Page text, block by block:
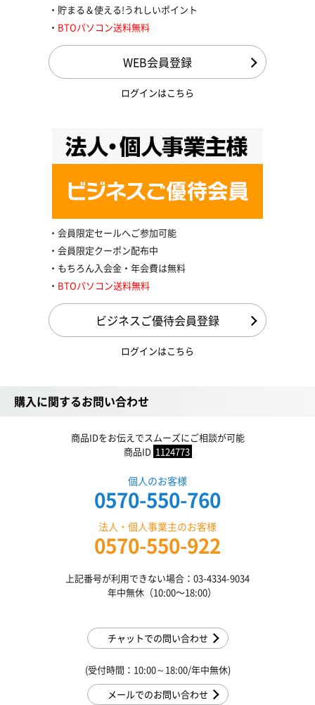
貯まる＆使える!うれしいポイント
BTOパソコン送料無料
WEB会員登録
ログインはこちら
会員限定セールへご参加可能
会員限定クーポン配布中
もちろん入会金・年会費は無料
BTOパソコン送料無料
ビジネスご優待会員登録
ログインはこちら
購入に関するお問い合わせ
商品IDをお伝えでスムーズにご相談が可能
商品ID 1124773
個人のお客様
0570-550-760
法人・個人事業主のお客様
0570-550-922
上記番号が利用できない場合：03-4334-9034
年中無休（10:00〜18:00）
チャットでの問い合わせ
(受付時間：10:00～18:00/年中無休)
メールでのお問い合わせ